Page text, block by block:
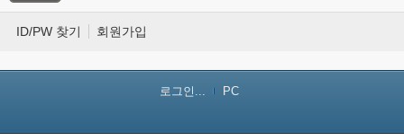
ID/PW 찾기 회원가입
로그인... PC